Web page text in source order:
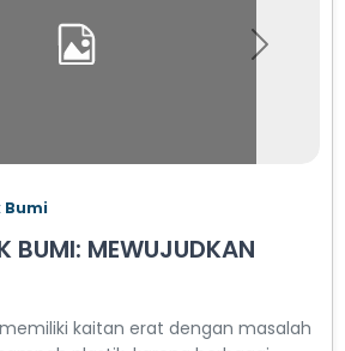
Next
Bumi
BUMI: MEWUJUDKAN
kaitan erat dengan masalah